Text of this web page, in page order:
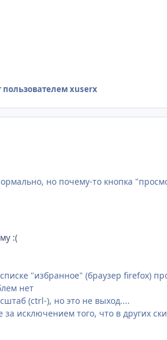
пользователем xuserx
но почему-то кнопка
:(
"избранное" (браузер firefox)
нет
(ctrl-), но это не выход....
исключением того, что в других